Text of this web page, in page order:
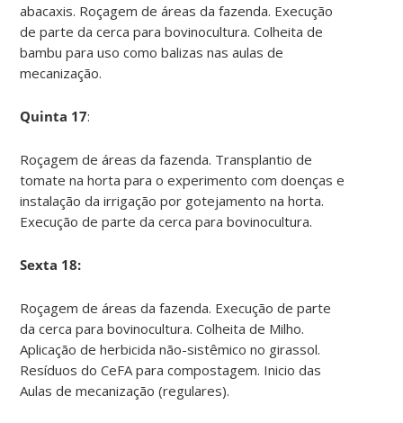
abacaxis. Roçagem de áreas da fazenda. Execução
de parte da cerca para bovinocultura. Colheita de
bambu para uso como balizas nas aulas de
mecanização.
Quinta 17:
Roçagem de áreas da fazenda. Transplantio de
tomate na horta para o experimento com doenças e
instalação da irrigação por gotejamento na horta.
Execução de parte da cerca para bovinocultura.
Sexta 18:
Roçagem de áreas da fazenda. Execução de parte
da cerca para bovinocultura. Colheita de Milho.
Aplicação de herbicida não-sistêmico no girassol.
Resíduos do CeFA para compostagem. Inicio das
Aulas de mecanização (regulares).